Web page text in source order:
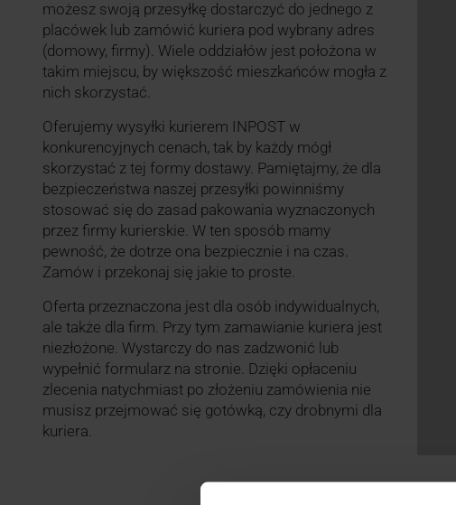
możesz swoją przesyłkę dostarczyć do jednego z
placówek lub zamówić kuriera pod wybrany adres
(domowy, firmy). Wiele oddziałów jest położona w
takim miejscu, by większość mieszkańców mogła z
nich skorzystać.
Oferujemy wysyłki kurierem INPOST w
konkurencyjnych cenach, tak by każdy mógł
skorzystać z tej formy dostawy. Pamiętajmy, że dla
bezpieczeństwa naszej przesyłki powinniśmy
stosować się do zasad pakowania wyznaczonych
przez firmy kurierskie. W ten sposób mamy
pewność, że dotrze ona bezpiecznie i na czas.
Zamów i przekonaj się jakie to proste.
Oferta przeznaczona jest dla osób indywidualnych,
ale także dla firm. Przy tym zamawianie kuriera jest
niezłożone. Wystarczy do nas zadzwonić lub
wypełnić formularz na stronie. Dzięki opłaceniu
zlecenia natychmiast po złożeniu zamówienia nie
musisz przejmować się gotówką, czy drobnymi dla
kuriera.